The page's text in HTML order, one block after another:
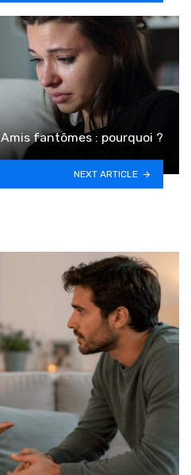
Amis fantômes : pourquoi ?
NEXT ARTICLE